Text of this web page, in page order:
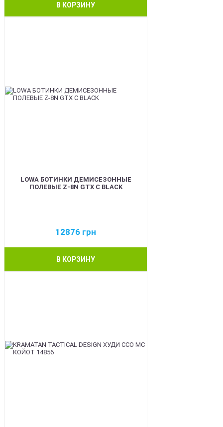
В КОРЗИНУ
LOWA БОТИНКИ ДЕМИСЕЗОННЫЕ
ПОЛЕВЫЕ Z-8N GTX C BLACK
12876 грн
В КОРЗИНУ